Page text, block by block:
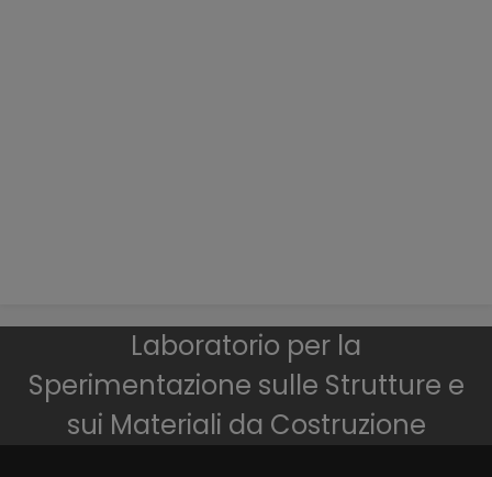
Laboratorio per la
Sperimentazione sulle Strutture e
sui Materiali da Costruzione